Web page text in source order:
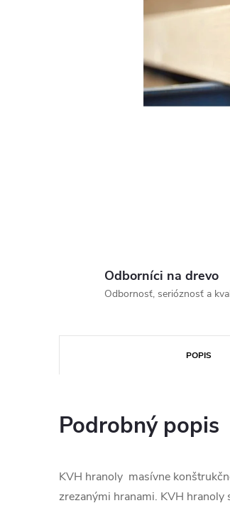
Odborníci na drevo
Odbornosť, serióznosť a
POPIS
Podrobný popis
KVH hranoly masívne
zrezanými hranami. KVH